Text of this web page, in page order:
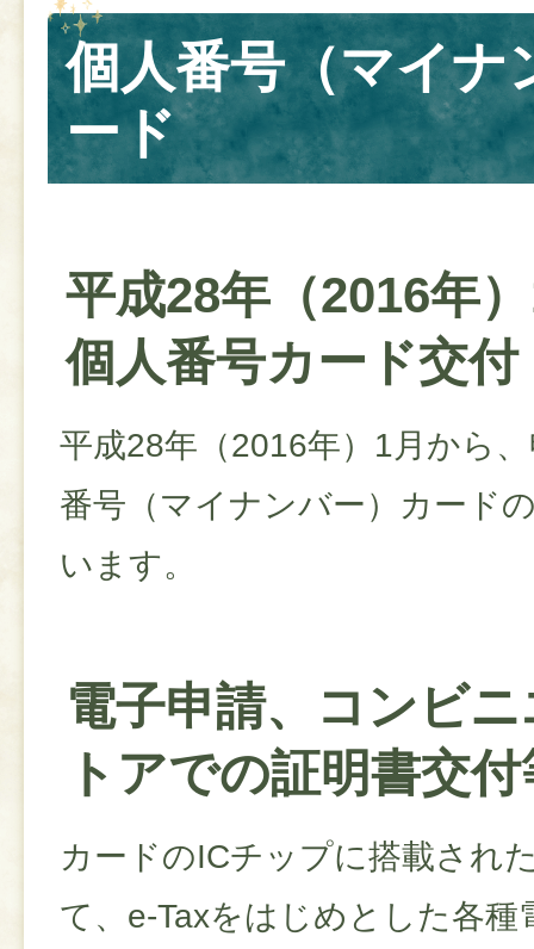
個人番号（マイナ
ード
平成28年（2016年
個人番号カード交付
平成28年（2016年）1月から
番号（マイナンバー）カード
います。
電子申請、コンビ
トアでの証明書交
カードのICチップに搭載され
て、e-Taxをはじめとした各種